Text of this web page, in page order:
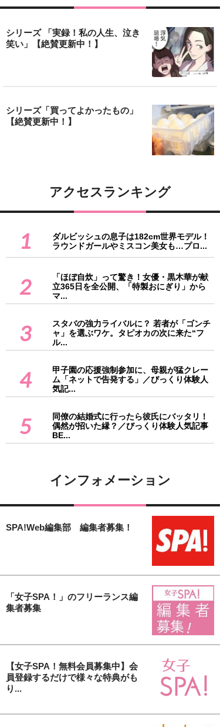
シリーズ 「実録！私の人生、泣き
笑い」【絶賛更新中！】
シリーズ「買ってよかったもの」
【絶賛更新中！】
アクセスランキング
1
ダルビッシュの息子は182cm世界モデル！
ラウンドガールやミスコン美女も…プロ...
2
「ほぼ自炊」って驚き！女優・黒木華が献
立365日を全公開、「特製おにぎり」から
マ...
3
スタバの強力ライバルに？ 若者が「ゴンチ
ャ」を選ぶワケ。タピオカの次に来た“フ
ル...
4
甲子園の応援強制参加に、母親が猛クレー
ム「ネットで告発する」／びっくり体験人
気記...
5
同僚の結婚式に行ったら彼氏にバッタリ！
偶然が招いた縁？／びっくり体験人気記事
BE...
インフォメーション
SPA!Web編集部 編集者募集！
「女子SPA！」のフリーランス編
集者募集
【女子SPA！無料会員募集中】会
員登録するだけで様々な特典がも
り...